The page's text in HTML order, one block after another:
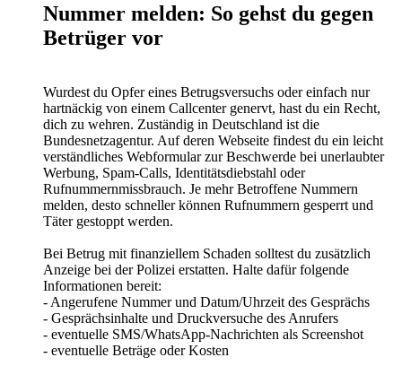
Nummer melden: So gehst du gegen
Betrüger vor
Wurdest du Opfer eines Betrugsversuchs oder einfach nur
hartnäckig von einem Callcenter genervt, hast du ein Recht,
dich zu wehren. Zuständig in Deutschland ist die
Bundesnetzagentur. Auf deren Webseite findest du ein leicht
verständliches Webformular zur Beschwerde bei unerlaubter
Werbung, Spam-Calls, Identitätsdiebstahl oder
Rufnummernmissbrauch. Je mehr Betroffene Nummern
melden, desto schneller können Rufnummern gesperrt und
Täter gestoppt werden.
Bei Betrug mit finanziellem Schaden solltest du zusätzlich
Anzeige bei der Polizei erstatten. Halte dafür folgende
Informationen bereit:
- Angerufene Nummer und Datum/Uhrzeit des Gesprächs
- Gesprächsinhalte und Druckversuche des Anrufers
- eventuelle SMS/WhatsApp-Nachrichten als Screenshot
- eventuelle Beträge oder Kosten